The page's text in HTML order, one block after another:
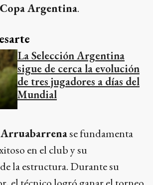
Copa Argentina.
La Selección Argentina
sigue de cerca la evolución
de tres jugadores a días del
Mundial
Arruabarrenase fundamenta
en el club y su
la estructura. Durante su